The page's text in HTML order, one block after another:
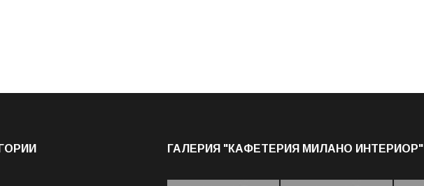
ГАЛЕРИЯ "КАФЕТЕРИЯ МИЛАНО ИНТЕРИОР"